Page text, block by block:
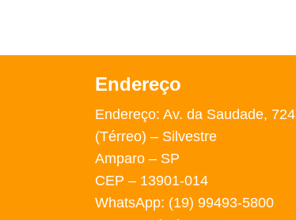
Endereço
Endereço: Av. da Saudade, 724
(Térreo) – Silvestre
Amparo – SP
CEP – 13901-014
WhatsApp: (19) 99493-5800